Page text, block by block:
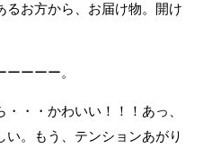
るお方から、お届け物。開け
ーーーー。
・・かわいい！！！あっ、
。もう、テンションあがり